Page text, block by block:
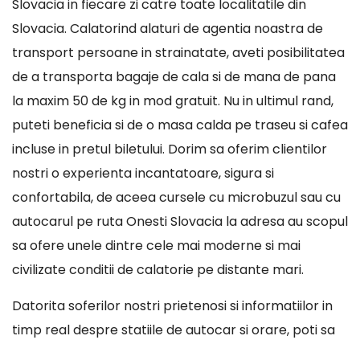
Slovacia in fiecare zi catre toate localitatile din
Slovacia. Calatorind alaturi de agentia noastra de
transport persoane in strainatate, aveti posibilitatea
de a transporta bagaje de cala si de mana de pana
la maxim 50 de kg in mod gratuit. Nu in ultimul rand,
puteti beneficia si de o masa calda pe traseu si cafea
incluse in pretul biletului. Dorim sa oferim clientilor
nostri o experienta incantatoare, sigura si
confortabila, de aceea cursele cu microbuzul sau cu
autocarul pe ruta Onesti Slovacia la adresa au scopul
sa ofere unele dintre cele mai moderne si mai
civilizate conditii de calatorie pe distante mari.
Datorita soferilor nostri prietenosi si informatiilor in
timp real despre statiile de autocar si orare, poti sa